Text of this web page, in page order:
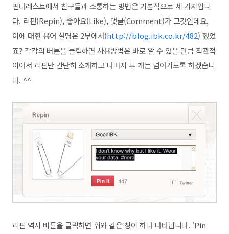
핀터레스트에서 친구들과 소통하는 방법은 기본적으로 세 가지입니
다. 리핀(Repin), 좋아요(Like), 댓글(Comment)가 그것인데요,
이에 대한 용어 설명은 2부에서(http://blog.ibk.co.kr/482) 했었
죠? 각각의 버튼을 클릭하면 사용방법은 바로 알 수 있을 만큼 직관적
이여서 리핀만 간단히 소개하고 나머지 두 개는 넘어가도록 하겠습니
다. ^^
리핀 역시 버튼을 클릭하면 위와 같은 창이 하나 나타납니다. 'Pin